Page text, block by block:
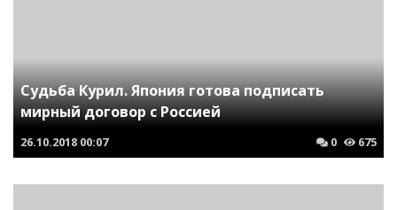
Судьба Курил. Япония готова подписать
мирный договор с Россией
26.10.2018 00:07 0 675